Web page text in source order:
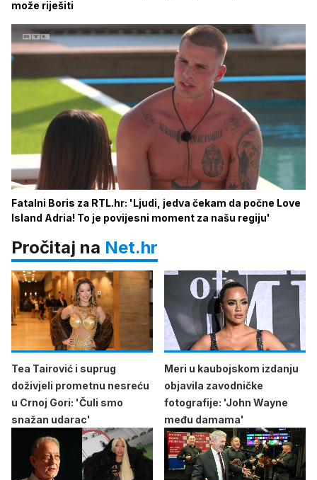
može riješiti
Fatalni Boris za RTL.hr: 'Ljudi, jedva čekam da počne Love
Island Adria! To je povijesni moment za našu regiju'
Pročitaj na Net.hr
Tea Tairović i suprug
doživjeli prometnu nesreću
u Crnoj Gori: 'Čuli smo
snažan udarac'
Meri u kaubojskom izdanju
objavila zavodničke
fotografije: 'John Wayne
među damama'